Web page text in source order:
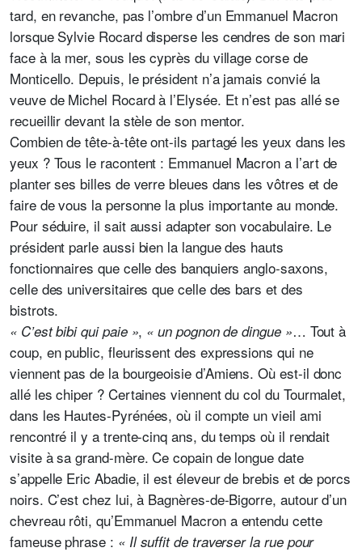
tard, en revanche, pas l’ombre d’un Emmanuel Macron
lorsque Sylvie Rocard disperse les cendres de son mari
face à la mer, sous les cyprès du village corse de
Monticello. Depuis, le président n’a jamais convié la
veuve de Michel Rocard à l’Elysée. Et n’est pas allé se
recueillir devant la stèle de son mentor.
Combien de tête-à-tête ont-ils partagé les yeux dans les
yeux ? Tous le racontent : Emmanuel Macron a l’art de
planter ses billes de verre bleues dans les vôtres et de
faire de vous la personne la plus importante au monde.
Pour séduire, il sait aussi adapter son vocabulaire. Le
président parle aussi bien la langue des hauts
fonctionnaires que celle des banquiers anglo-saxons,
celle des universitaires que celle des bars et des
bistrots.
« C’est bibi qui paie », « un pognon de dingue »… Tout à
coup, en public, fleurissent des expressions qui ne
viennent pas de la bourgeoisie d’Amiens. Où est-il donc
allé les chiper ? Certaines viennent du col du Tourmalet,
dans les Hautes-Pyrénées, où il compte un vieil ami
rencontré il y a trente-cinq ans, du temps où il rendait
visite à sa grand-mère. Ce copain de longue date
s’appelle Eric Abadie, il est éleveur de brebis et de porcs
noirs. C’est chez lui, à Bagnères-de-Bigorre, autour d’un
chevreau rôti, qu’Emmanuel Macron a entendu cette
fameuse phrase : « Il suffit de traverser la rue pour